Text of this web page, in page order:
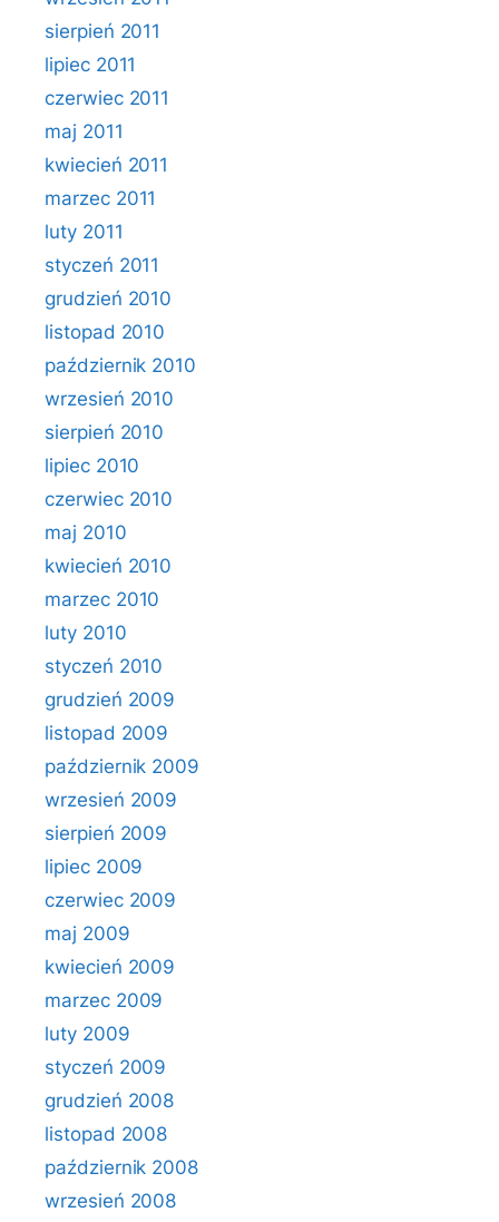
sierpień 2011
lipiec 2011
czerwiec 2011
maj 2011
kwiecień 2011
marzec 2011
luty 2011
styczeń 2011
grudzień 2010
listopad 2010
październik 2010
wrzesień 2010
sierpień 2010
lipiec 2010
czerwiec 2010
maj 2010
kwiecień 2010
marzec 2010
luty 2010
styczeń 2010
grudzień 2009
listopad 2009
październik 2009
wrzesień 2009
sierpień 2009
lipiec 2009
czerwiec 2009
maj 2009
kwiecień 2009
marzec 2009
luty 2009
styczeń 2009
grudzień 2008
listopad 2008
październik 2008
wrzesień 2008